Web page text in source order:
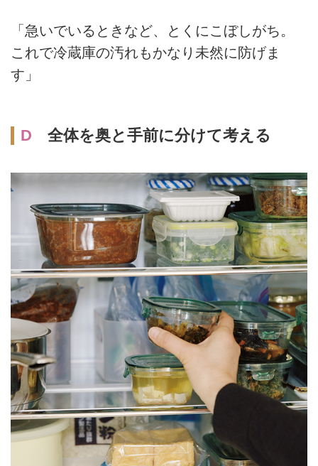
「急いでいるときなど、とくにこぼしがち。
これで冷蔵庫の汚れもかなり未然に防げま
す」
D 全体を奥と手前に分けて考える